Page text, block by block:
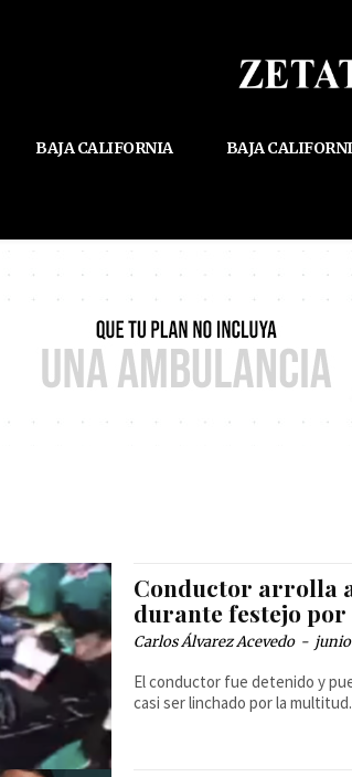
BAJA CALIFORNIA BAJA
Conductor arrolla
durante festejo por
Carlos Álvarez Acevedo - junio
El conductor fue detenido y
casi ser linchado por la multitud.